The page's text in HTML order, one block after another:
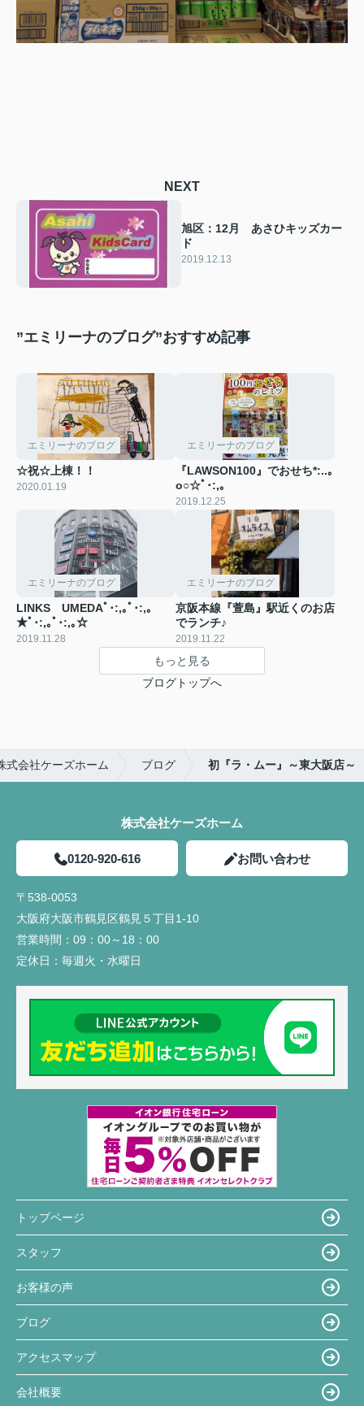
NEXT
旭区：12月 あさひキッズカー
ド
2019.12.13
”エミリーナのブログ”おすすめ記事
エミリーナのブログ
☆祝☆上棟！！
2020.01.19
エミリーナのブログ
『LAWSON100』でおせち*:..｡
o○☆ﾟ･:,｡
2019.12.25
エミリーナのブログ
LINKS UMEDAﾟ･:,｡ﾟ･:,｡
★ﾟ･:,｡ﾟ･:,｡☆
2019.11.28
エミリーナのブログ
京阪本線『萱島』駅近くのお店
でランチ♪
2019.11.22
もっと見る
ブログトップへ
式会社ケーズホーム ブログ 初『ラ・ムー』～東大阪店～
株式会社ケーズホーム
0120-920-616 お問い合わせ
〒538-0053
大阪府大阪市鶴見区鶴見５丁目1-10
営業時間： 09：00～18：00
定休日： 毎週火・水曜日
トップページ
スタッフ
お客様の声
ブログ
アクセスマップ
会社概要